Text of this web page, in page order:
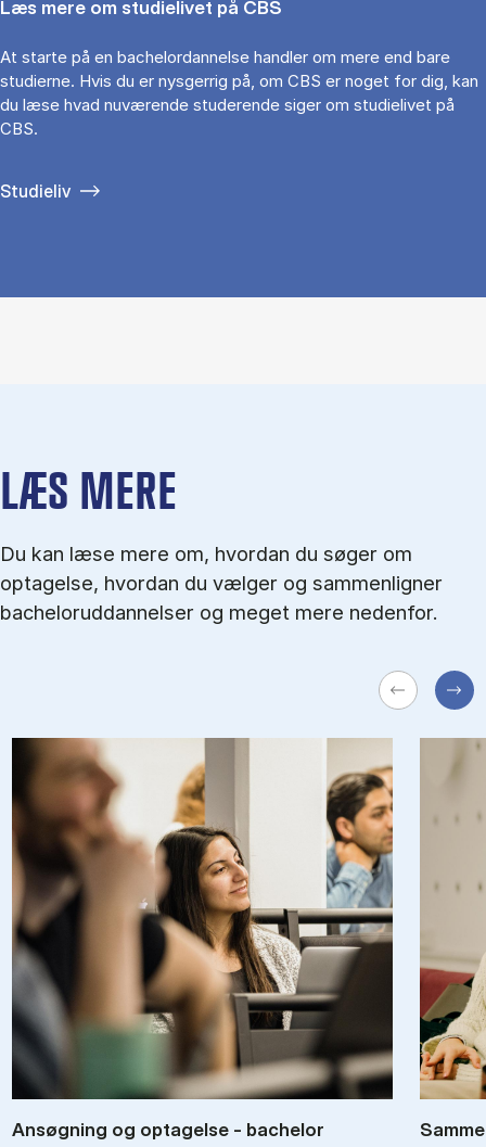
Læs mere om studielivet på CBS
At starte på en bachelordannelse handler om mere end bare
studierne. Hvis du er nysgerrig på, om CBS er noget for dig, kan
du læse hvad nuværende studerende siger om studielivet på
CBS.
Studieliv
LÆS MERE
Du kan læse mere om, hvordan du søger om
optagelse, hvordan du vælger og sammenligner
bacheloruddannelser og meget mere nedenfor.
An­søg­ning og op­ta­gel­se - ba­chel­or